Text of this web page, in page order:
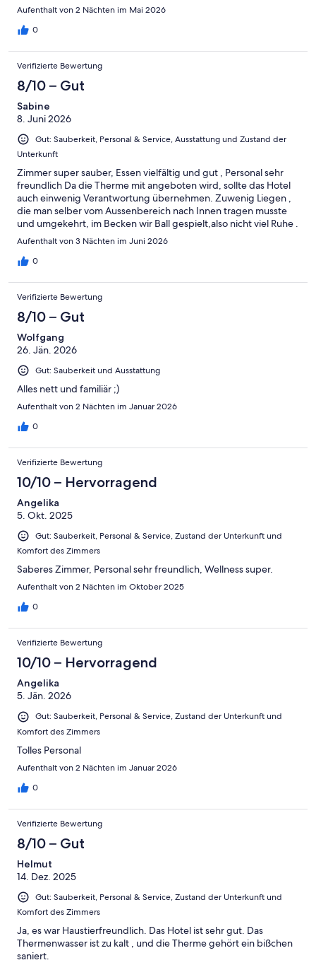
Aufenthalt von 2 Nächten im Mai 2026
0
Verifizierte Bewertung
8/10 – Gut
Sabine
8. Juni 2026
Gut: Sauberkeit, Personal & Service, Ausstattung und Zustand der
Unterkunft
Zimmer super sauber, Essen vielfältig und gut , Personal sehr
freundlich Da die Therme mit angeboten wird, sollte das Hotel
auch einwenig Verantwortung übernehmen. Zuwenig Liegen ,
die man selber vom Aussenbereich nach Innen tragen musste
und umgekehrt, im Becken wir Ball gespielt,also nicht viel Ruhe .
Schade , das Hotel ist wirklich super !
Aufenthalt von 3 Nächten im Juni 2026
0
Verifizierte Bewertung
8/10 – Gut
Wolfgang
26. Jän. 2026
Gut: Sauberkeit und Ausstattung
Alles nett und familiär ;)
Aufenthalt von 2 Nächten im Januar 2026
0
Verifizierte Bewertung
10/10 – Hervorragend
Angelika
5. Okt. 2025
Gut: Sauberkeit, Personal & Service, Zustand der Unterkunft und
Komfort des Zimmers
Saberes Zimmer, Personal sehr freundlich, Wellness super.
Aufenthalt von 2 Nächten im Oktober 2025
0
Verifizierte Bewertung
10/10 – Hervorragend
Angelika
5. Jän. 2026
Gut: Sauberkeit, Personal & Service, Zustand der Unterkunft und
Komfort des Zimmers
Tolles Personal
Aufenthalt von 2 Nächten im Januar 2026
0
Verifizierte Bewertung
8/10 – Gut
Helmut
14. Dez. 2025
Gut: Sauberkeit, Personal & Service, Zustand der Unterkunft und
Komfort des Zimmers
Ja, es war Haustierfreundlich. Das Hotel ist sehr gut. Das
Thermenwasser ist zu kalt , und die Therme gehört ein bißchen
saniert.